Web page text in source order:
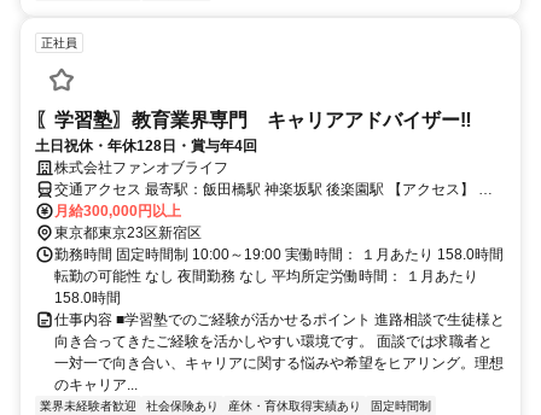
正社員
〖学習塾〗教育業界専門 キャリアアドバイザー‼
土日祝休・年休128日・賞与年4回
株式会社ファンオブライフ
交通アクセス 最寄駅：飯田橋駅 神楽坂駅 後楽園駅 【アクセス】 ・
『飯田橋駅』（JR中央・総武線、東京メトロ東西線・有楽町線・南
北線、都営大江戸線）C1出口から徒歩で約7〜8分 ・『神楽坂駅』
（東京メトロ東西線）徒歩で約10分 ・『後楽園駅』（東京メトロ丸
ノ内線・南北線）徒歩で約12分
月給300,000円以上
東京都東京23区新宿区
勤務時間 固定時間制 10:00～19:00 実働時間： １月あたり 158.0時間
転勤の可能性 なし 夜間勤務 なし 平均所定労働時間： １月あたり
158.0時間
仕事内容 ■学習塾でのご経験が活かせるポイント 進路相談で生徒様と
向き合ってきたご経験を活かしやすい環境です。 面談では求職者と
一対一で向き合い、キャリアに関する悩みや希望をヒアリング。理想
のキャリア...
業界未経験者歓迎 社会保険あり 産休・育休取得実績あり
固定時間制